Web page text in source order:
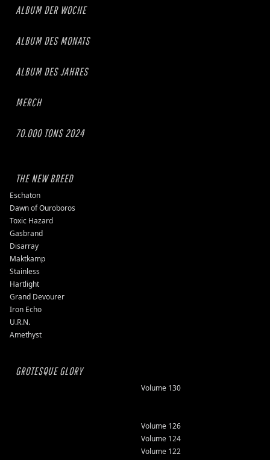
ALBUM DER WOCHE
ALBUM DES MONATS
ALBUM DES JAHRES
MERCH
70.000 TONS 2024
THE NEW BREED
Eschaton
Dawn of Ouroboros
Toxic Hazard
Gasbrand
Disarray
Maktkamp
Stainless
Hartlight
Grand Devourer
Iron Echo
U.R.N.
Amethyst
GROTESQUE GLORY
Volume 130
Volume 126
Volume 124
Volume 122